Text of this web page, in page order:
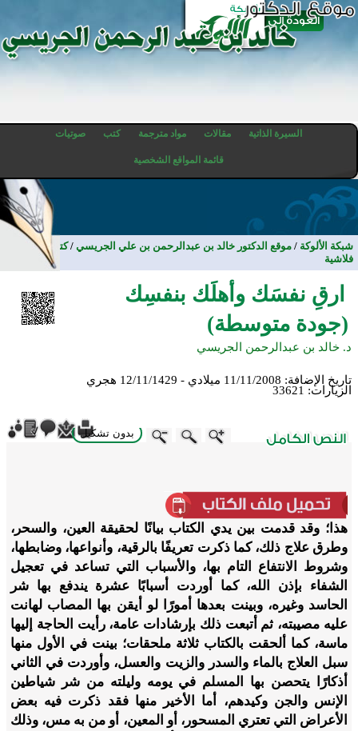
السيرة الذاتية مقالات مواد مترجمة كتب صوتيات
قائمة المواقع الشخصية
شبكة الألوكة / موقع الدكتور خالد بن عبدالرحمن بن علي الجريسي / كتب/ كتب
فلاشية
ارقِ نفسَك وأهلَك بنفسِك
(جودة متوسطة)
د. خالد بن عبدالرحمن الجريسي
تاريخ الإضافة: 11/11/2008 ميلادي - 12/11/1429 هجري
الزيارات: 33621
بدون تشكيل
هذا؛ وقد قدمت بين يدي الكتاب بيانًا لحقيقة العين، والسحر،
وطرق علاج ذلك، كما ذكرت تعريفًا بالرقية، وأنواعها، وضابطها،
وشروط الانتفاع التام بها، والأسباب التي تساعد في تعجيل
الشفاء بإذن الله، كما أوردت أسبابًا عشرة يندفع بها شر
الحاسد وغيره، وبينت بعدها أمورًا لو أيقن بها المصاب لهانت
عليه مصيبته، ثم أتبعت ذلك بإرشادات عامة، رأيت الحاجة إليها
ماسة، كما ألحقت بالكتاب ثلاثة ملحقات؛ بينت في الأول منها
سبل العلاج بالماء والسدر والزيت والعسل، وأوردت في الثاني
أذكارًا يتحصن بها المسلم في يومه وليلته من شر شياطين
الإنس والجن وكيدهم، أما الأخير منها فقد ذكرت فيه بعض
الأعراض التي تعتري المسحور، أو المعين، أو من به مس، وذلك